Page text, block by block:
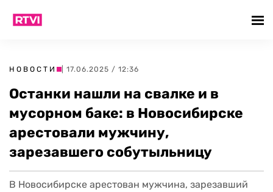
НОВОСТИ | 17.06.2025 / 12:36
Останки нашли на свалке и в
мусорном баке: в Новосибирске
арестовали мужчину,
зарезавшего собутыльницу
В Новосибирске арестован мужчина, зарезавший